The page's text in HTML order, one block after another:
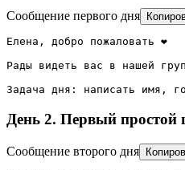
Сообщение первого дня
Елена, добро пожаловать ❤️
Рады видеть вас в нашей
Задача дня: написать имя,
День 2. Первый простой
Сообщение второго дня